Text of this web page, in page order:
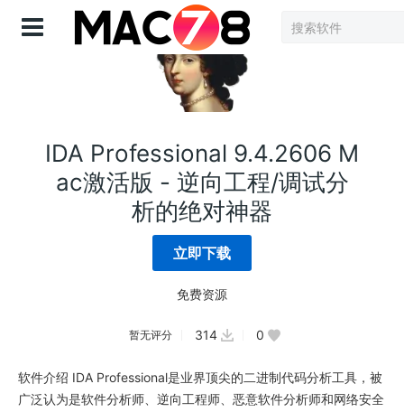
登录
IDA Professional 9.4.2606 M
ac激活版 - 逆向工程/调试分
析的绝对神器
立即下载
免费资源
暂无评分 314 0
软件介绍 IDA Professional是业界顶尖的二进制代码分析工具，被
广泛认为是软件分析师、逆向工程师、恶意软件分析师和网络安全